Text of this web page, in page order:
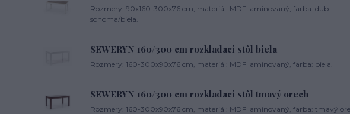
Rozmery: 90x160-300x76 cm, materiál: MDF laminovaný, farba: dub
sonoma/biela.
SEWERYN 160/300 cm rozkladací stôl biela
Rozmery: 160-300x90x76 cm, materiál: MDF laminovaný, farba: biela.
SEWERYN 160/300 cm rozkladací stôl tmavý orech
Rozmery: 160-300x90x76 cm, materiál: MDF laminovaný, farba: tmavý